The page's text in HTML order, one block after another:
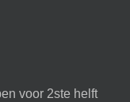
voor 2ste helft